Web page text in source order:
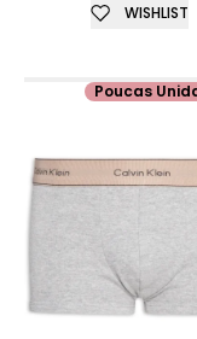
WISHLIST
Poucas